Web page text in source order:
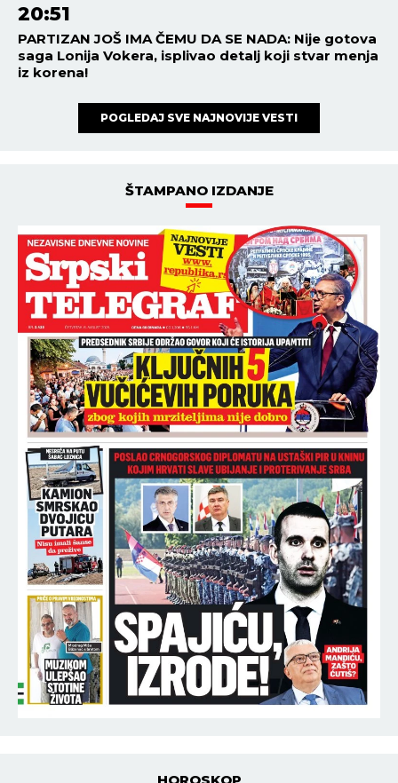
20:51
PARTIZAN JOŠ IMA ČEMU DA SE NADA: Nije gotova
saga Lonija Vokera, isplivao detalj koji stvar menja
iz korena!
POGLEDAJ SVE NAJNOVIJE VESTI
ŠTAMPANO IZDANJE
HOROSKOP